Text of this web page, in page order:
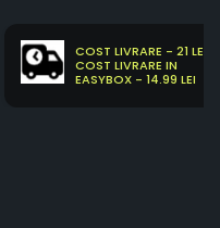
COST LIVRARE - 21 LEI
COST LIVRARE IN
EASYBOX - 14.99 LEI